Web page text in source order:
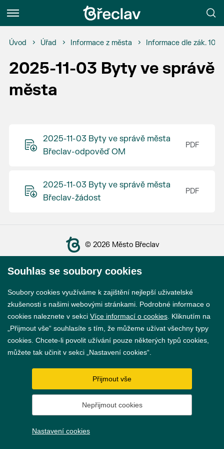
Menu
Úvod Úřad Informace z města Informace dle zák.
2025-11-03 Byty ve správě
města
2025-11-03 Byty ve správě města
Břeclav-odpověď OM
2025-11-03 Byty ve správě města
Břeclav-žádost
© 2026 Město Břeclav
Prohlášení o přístupnosti
GDPR
Nastavení cookies
Souhlas se soubory cookies
Soubory cookies využíváme k zajištění nejlepší uživatelské
zkušenosti s našimi webovými stránkami. Podrobné informace o
cookies naleznete v sekci Více informací o cookies . Kliknutím na
„Přijmout vše“ souhlasíte s tím, že můžeme užívat všechny typy
cookies. Chcete-li povolit užívání pouze některých typů cookies,
můžete tak učinit v sekci „Nastavení cookies“.
Přijmout vše
Nepřijmout cookies
Nastavení cookies